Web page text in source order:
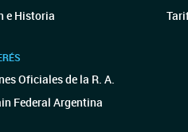
e Historia
Oficiales de la R. A.
Federal Argentina